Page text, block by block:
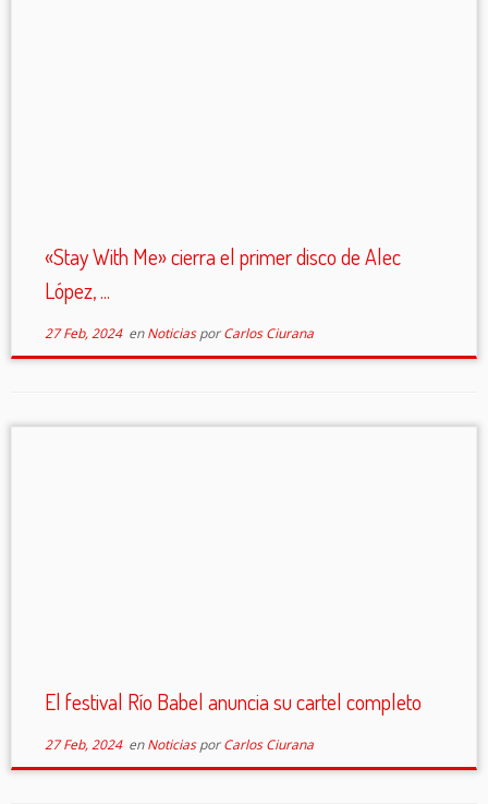
«Stay With Me» cierra el primer disco de Alec
López, ...
27 Feb, 2024enNoticiasporCarlos Ciurana
El festival Río Babel anuncia su cartel completo
27 Feb, 2024enNoticiasporCarlos Ciurana